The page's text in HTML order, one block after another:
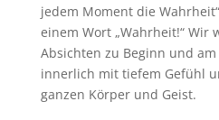
jedem Moment die
einem Wort „Wahrheit!“ Wir
Absichten zu Beginn und
innerlich mit tiefem Gefühl
ganzen Körper und Geist.